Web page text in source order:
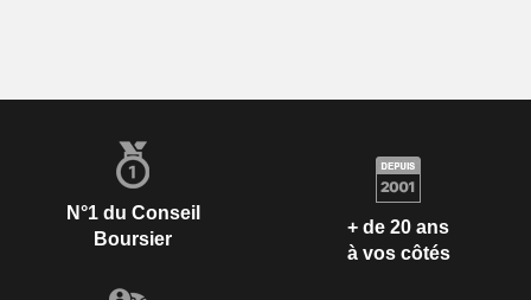
N°1 du Conseil
Boursier
+ de 20 ans
à vos côtés